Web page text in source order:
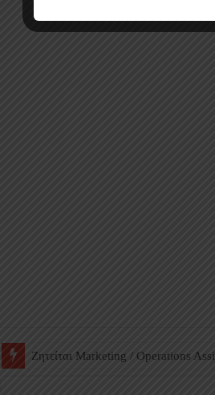
Ζητείται Βοηθός Αποθήκης σε